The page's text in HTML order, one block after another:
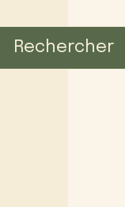
Rechercher